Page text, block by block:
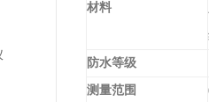
材料
防水等级
测量范围